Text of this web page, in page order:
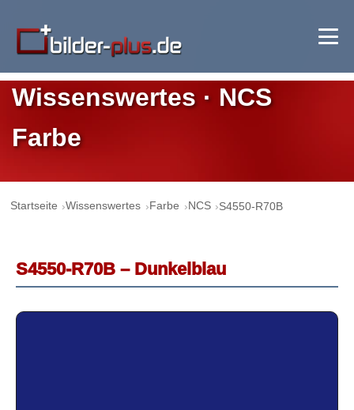
Wissenswertes · NCS
Farbe
Startseite Wissenswertes Farbe NCS S4550-R70B
S4550-R70B – Dunkelblau